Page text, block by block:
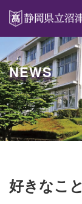
NEWS
好きなこ